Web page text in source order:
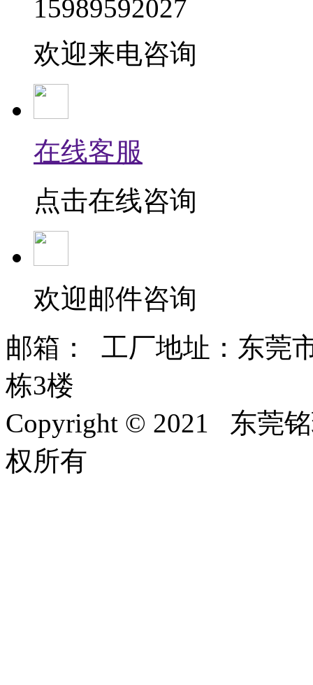
15989592027
欢迎来电咨询
在线客服
点击在线咨询
欢迎邮件咨询
邮箱：
工厂地址：东莞
栋3楼
Copyright © 2021 东莞
权所有